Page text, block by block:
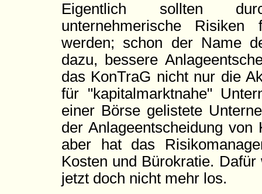
Eigentlich sollten
unternehmerische
werden; schon der Name
dazu, bessere
das KonTraG nicht nur die
für "kapitalmarktnahe"
einer Börse gelistete
der Anlageentscheidung von
aber hat das
Kosten und Bürokratie.
jetzt doch nicht mehr los.